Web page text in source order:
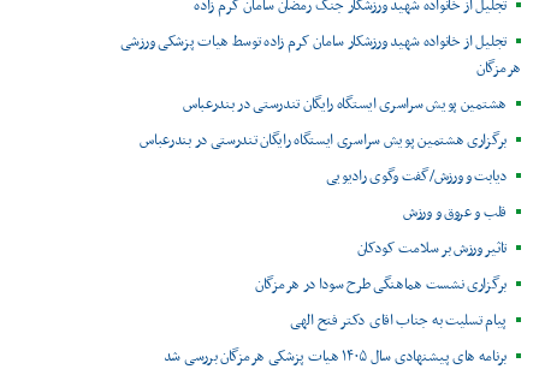
تجلیل از خانواده شهید ورزشکار جنگ رمضان سامان کرم زاده
تجلیل از خانواده شهید ورزشکار سامان کرم زاده توسط هیات پزشکی ورزشی
هرمزگان
هشتمین پویش سراسری ایستگاه رایگان تندرستی در بندرعباس
برگزاری هشتمین پویش سراسری ایستگاه رایگان تندرستی در بندرعباس
دیابت و ورزش/گفت وگوی رادیویی
قلب و عروق و ورزش
تاثیر ورزش بر سلامت کودکان
برگزاری نشست هماهنگی طرح سودا در هرمزگان
پیام تسلیت به جناب اقای دکتر فتح الهی
برنامه های پیشنهادی سال ۱۴۰۵ هیات پزشکی هرمزگان بررسی شد